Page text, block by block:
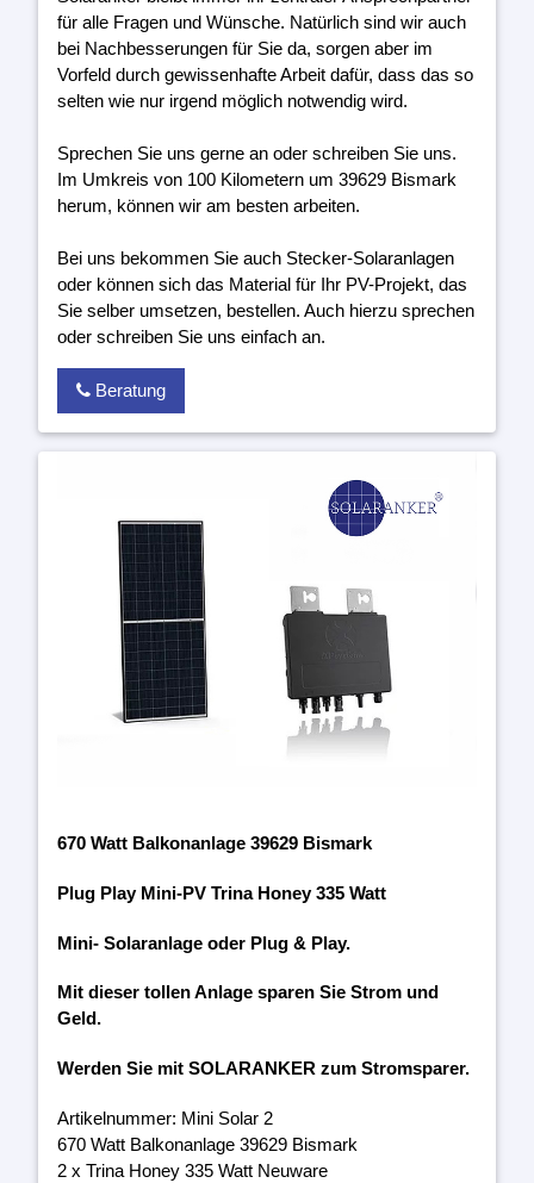
für alle Fragen und Wünsche. Natürlich sind wir auch
bei Nachbesserungen für Sie da, sorgen aber im
Vorfeld durch gewissenhafte Arbeit dafür, dass das so
selten wie nur irgend möglich notwendig wird.
Sprechen Sie uns gerne an oder schreiben Sie uns.
Im Umkreis von 100 Kilometern um 39629 Bismark
herum, können wir am besten arbeiten.
Bei uns bekommen Sie auch Stecker-Solaranlagen
oder können sich das Material für Ihr PV-Projekt, das
Sie selber umsetzen, bestellen. Auch hierzu sprechen
oder schreiben Sie uns einfach an.
Beratung
670 Watt Balkonanlage 39629 Bismark
Plug Play Mini-PV Trina Honey 335 Watt
Mini- Solaranlage oder Plug & Play.
Mit dieser tollen Anlage sparen Sie Strom und
Geld.
Werden Sie mit SOLARANKER zum Stromsparer.
Artikelnummer: Mini Solar 2
670 Watt Balkonanlage 39629 Bismark
2 x Trina Honey 335 Watt Neuware